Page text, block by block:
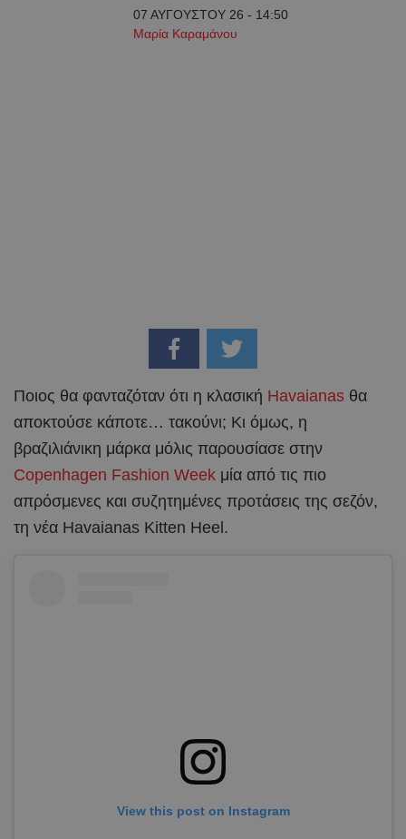
07 ΑΥΓΟΥΣΤΟΥ 26 - 14:50
Μαρία Καραμάνου
Ποιος θα φανταζόταν ότι η κλασική Havaianas θα
αποκτούσε κάποτε… τακούνι; Κι όμως, η
βραζιλιάνικη μάρκα μόλις παρουσίασε στην
Copenhagen Fashion Week μία από τις πιο
απρόσμενες και συζητημένες προτάσεις της σεζόν,
τη νέα Havaianas Kitten Heel.
View this post on Instagram